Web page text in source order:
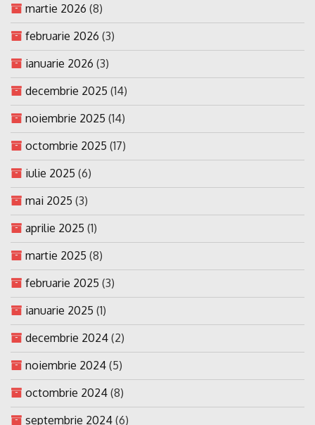
martie 2026 (8)
februarie 2026 (3)
ianuarie 2026 (3)
decembrie 2025 (14)
noiembrie 2025 (14)
octombrie 2025 (17)
iulie 2025 (6)
mai 2025 (3)
aprilie 2025 (1)
martie 2025 (8)
februarie 2025 (3)
ianuarie 2025 (1)
decembrie 2024 (2)
noiembrie 2024 (5)
octombrie 2024 (8)
septembrie 2024 (6)